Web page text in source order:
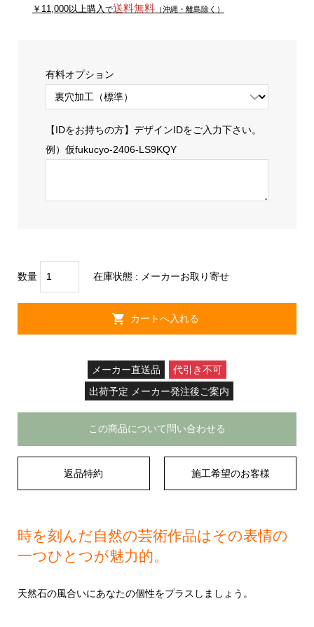
￥11,000以上購入 で送料無料（沖縄・離島除く）
有料オプション
【IDをお持ちの方】デザインIDをご入力下さい。
例）仮fukucyo-2406-LS9KQY
数量 在庫状態 : メーカーお取り寄せ
メーカー直送品
代引き不可
出荷予定 メーカー発注後ご案内
この商品について問い合わせる
返品特約 施工希望のお客様
時を刻んだ自然の芸術作品はその表情の
一つひとつが魅力的。
天然石の風合いにあなたの個性をプラスしましょう。